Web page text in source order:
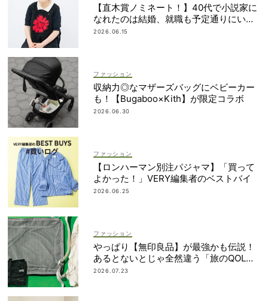
【直木賞ノミネート！】40代で小説家に
なれたのは結婚、就職も予定通りにいか
なかったから｜朝倉かすみさん
2026.06.15
ファッション
収納力◎なマザーズバッグにベビーカー
も！【Bugaboo×Kith】が限定コラボ
2026.06.30
ファッション
【ロンハーマン別注パジャマ】「買って
よかった！」VERY編集者のベストバイ
2026.06.25
ファッション
やっぱり【無印良品】が最強かも伝説！
あるとないとじゃ全然違う「旅のQOL爆
上げアイテム」
2026.07.23